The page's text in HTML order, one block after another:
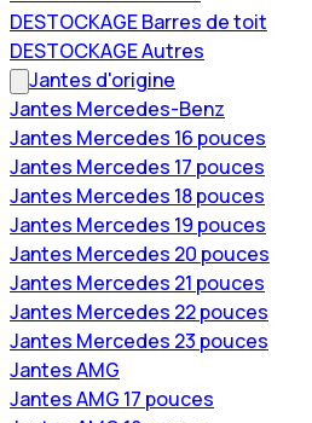
DESTOCKAGE Barres de toit
DESTOCKAGE Autres
Jantes d'origine
Jantes Mercedes-Benz
Jantes Mercedes 16 pouces
Jantes Mercedes 17 pouces
Jantes Mercedes 18 pouces
Jantes Mercedes 19 pouces
Jantes Mercedes 20 pouces
Jantes Mercedes 21 pouces
Jantes Mercedes 22 pouces
Jantes Mercedes 23 pouces
Jantes AMG
Jantes AMG 17 pouces